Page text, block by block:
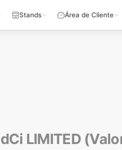
Stands Área de Cliente
LIMITED